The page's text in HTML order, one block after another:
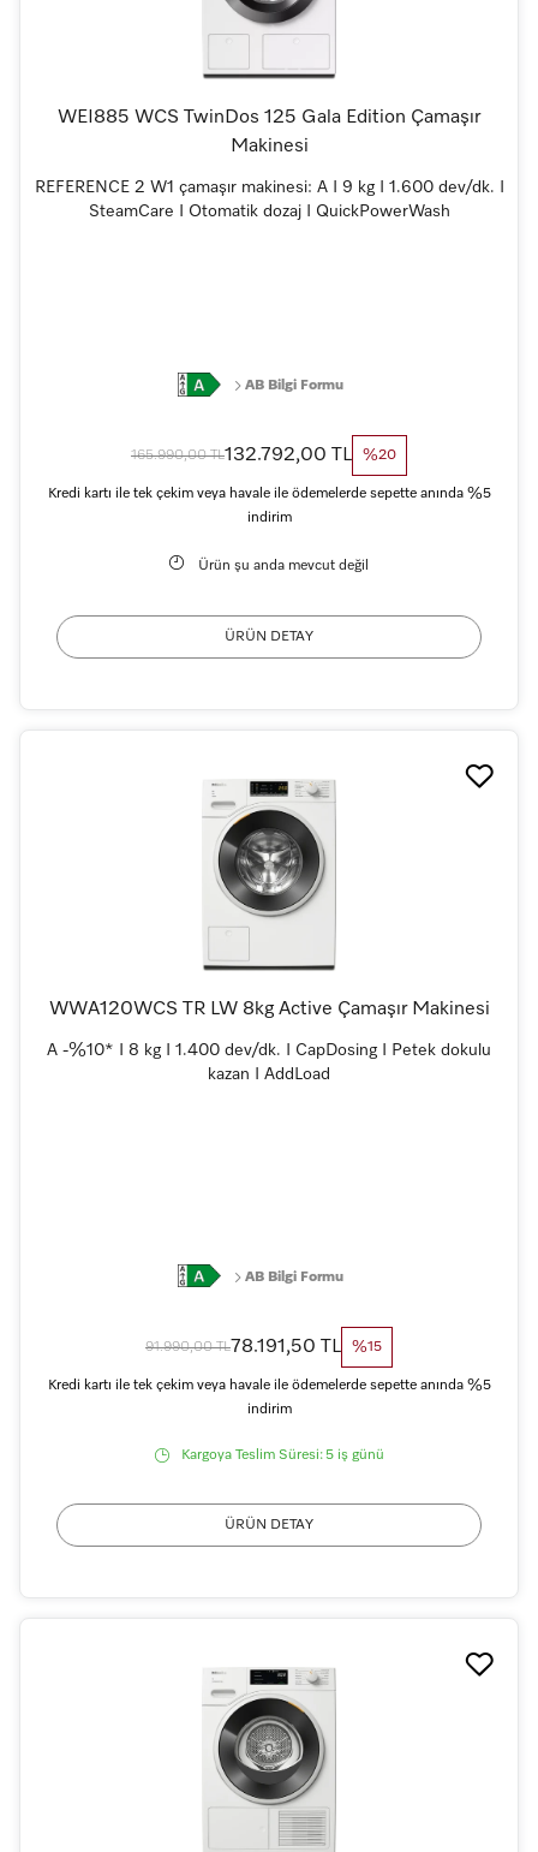
WEI885 WCS TwinDos 125 Gala Edition Çamaşır
Makinesi
REFERENCE 2 W1 çamaşır makinesi: A I 9 kg I 1.600 dev/dk. I
SteamCare I Otomatik dozaj I QuickPowerWash
AB Bilgi Formu
165.990,00 TL132.792,00 TL %20
Kredi kartı ile tek çekim veya havale ile ödemelerde sepette anında %5
indirim
Ürün şu anda mevcut değil
ÜRÜN DETAY
WWA120WCS TR LW 8kg Active Çamaşır Makinesi
A -%10* I 8 kg I 1.400 dev/dk. I CapDosing I Petek dokulu
kazan I AddLoad
AB Bilgi Formu
91.990,00 TL78.191,50 TL %15
Kredi kartı ile tek çekim veya havale ile ödemelerde sepette anında %5
indirim
Kargoya Teslim Süresi: 5 iş günü
ÜRÜN DETAY